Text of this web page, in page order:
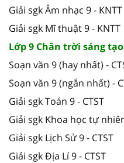
Giải sgk Âm nhạc 9 - KNTT
Giải sgk Mĩ thuật 9 - KNTT
Lớp 9 Chân trời sáng tạo
Soạn văn 9 (hay nhất) -
Soạn văn 9 (ngắn nhất) -
Giải sgk Toán 9 - CTST
Giải sgk Khoa học tự
Giải sgk Lịch Sử 9 - CTST
Giải sgk Địa Lí 9 - CTST